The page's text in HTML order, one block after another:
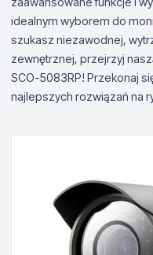
idealnym wyborem do
szukasz niezawodnej,
zewnętrznej, przejrzyj
SCO-5083RP! Przekonaj
najlepszych rozwiązań na